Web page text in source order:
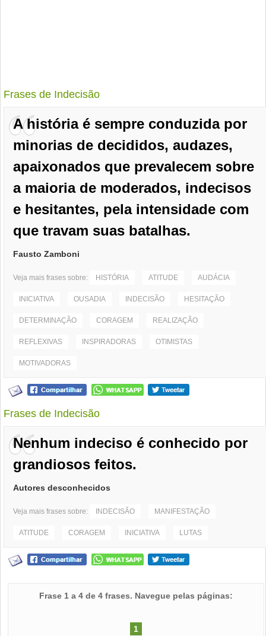
Frases de Indecisão
A história é sempre conduzida por
minorias de decididos, audazes,
apaixonados que prevalecem sobre
a maioria de moderados, indecisos
e hesitantes, pela intensidade com
que travam suas batalhas.
Fausto Zamboni
Veja mais frases sobre: HISTÓRIA ATITUDE AUDÁCIA
INICIATIVA OUSADIA INDECISÃO HESITAÇÃO
DETERMINAÇÃO CORAGEM REALIZAÇÃO
REFLEXIVAS INSPIRADORAS OTIMISTAS
MOTIVADORAS
Frases de Indecisão
Nenhum indeciso é conhecido por
grandiosos feitos.
Autores desconhecidos
Veja mais frases sobre: INDECISÃO MANIFESTAÇÃO
ATITUDE CORAGEM INICIATIVA LUTAS
Frase 1 a 4 de 4 frases. Navegue pelas páginas:
1